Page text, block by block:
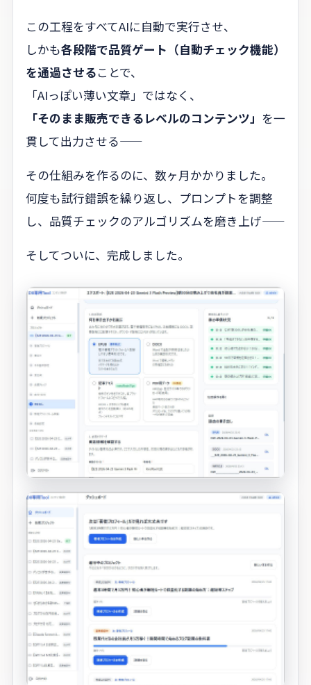
この工程をすべてAIに自動で実行させ、
しかも各段階で品質ゲート（自動チェック機能）
を通過させることで、
「AIっぽい薄い文章」ではなく、
「そのまま販売できるレベルのコンテンツ」 を一
貫して出力させる——
その仕組みを作るのに、数ヶ月かかりました。
何度も試行錯誤を繰り返し、プロンプトを調整
し、品質チェックのアルゴリズムを磨き上げ——
そしてついに、完成しました。